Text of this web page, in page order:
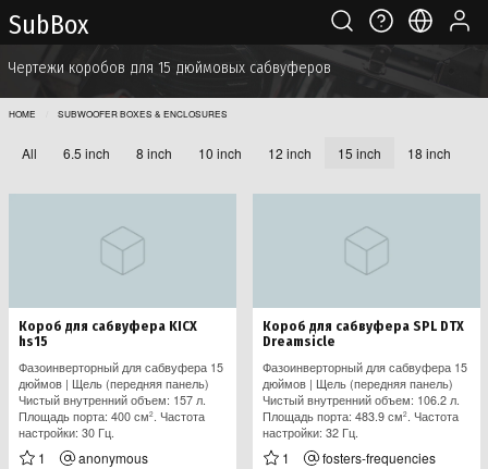
Sub Box
Чертежи коробов для 15 дюймовых сабвуферов
HOME SUBWOOFER BOXES & ENCLOSURES
All 6.5 inch 8 inch 10 inch 12 inch 15 inch 18 inch
Короб для сабвуфера KICX
hs15
Фазоинверторный для сабвуфера 15
дюймов | Щель (передняя панель)
Чистый внутренний объем: 157 л.
Площадь порта: 400 см2. Частота
настройки: 30 Гц.
1 anonymous
Короб для сабвуфера SPL DTX
Dreamsicle
Фазоинверторный для сабвуфера 15
дюймов | Щель (передняя панель)
Чистый внутренний объем: 106.2 л.
Площадь порта: 483.9 см2. Частота
настройки: 32 Гц.
1 fosters-frequencies